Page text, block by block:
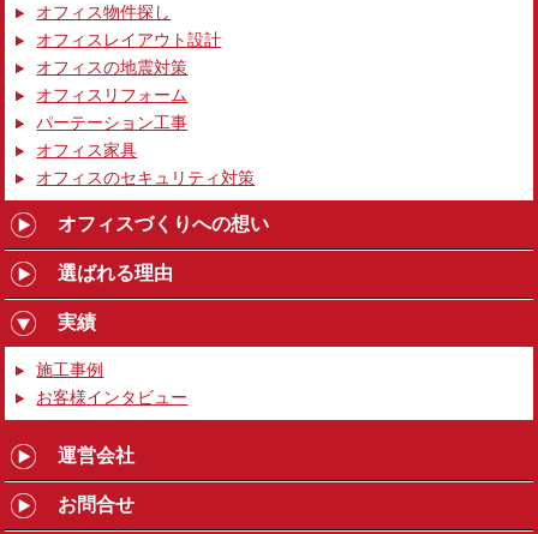
オフィス物件探し
オフィスレイアウト設計
オフィスの地震対策
オフィスリフォーム
パーテーション工事
オフィス家具
オフィスのセキュリティ対策
オフィスづくりへの想い
選ばれる理由
実績
施工事例
お客様インタビュー
運営会社
お問合せ